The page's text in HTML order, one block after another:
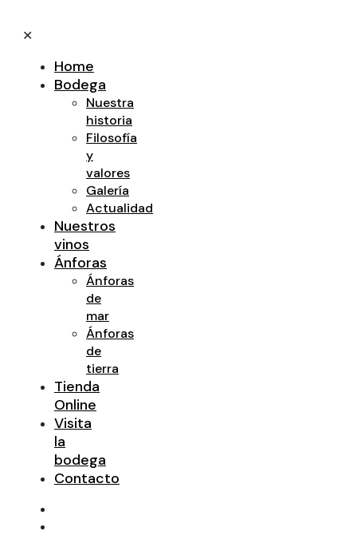
✕
Home
Bodega
Nuestra
historia
Filosofía
y
valores
Galería
Actualidad
Nuestros
vinos
Ánforas
Ánforas
de
mar
Ánforas
de
tierra
Tienda
Online
Visita
la
bodega
Contacto